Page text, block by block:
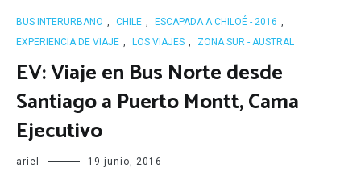
BUS INTERURBANO , CHILE , ESCAPADA A CHILOÉ - 2016 ,
EXPERIENCIA DE VIAJE , LOS VIAJES , ZONA SUR - AUSTRAL
EV: Viaje en Bus Norte desde
Santiago a Puerto Montt, Cama
Ejecutivo
ariel 19 junio, 2016